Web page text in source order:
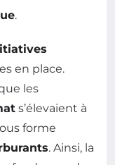
.
en place.
les
s’élevaient à
forme
. Ainsi, la